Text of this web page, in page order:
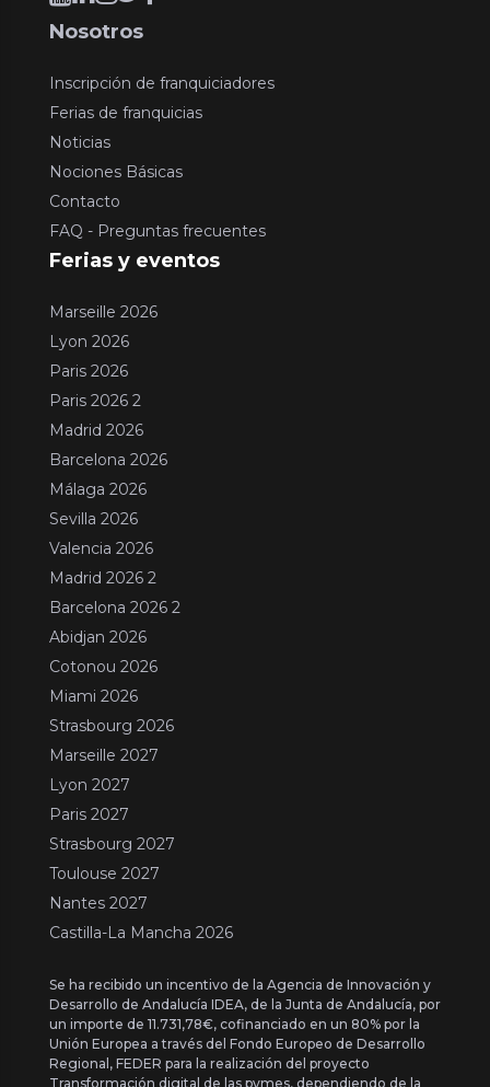
Nosotros
Inscripción de franquiciadores
Ferias de franquicias
Noticias
Nociones Básicas
Contacto
FAQ - Preguntas frecuentes
Ferias y eventos
Marseille 2026
Lyon 2026
Paris 2026
Paris 2026 2
Madrid 2026
Barcelona 2026
Málaga 2026
Sevilla 2026
Valencia 2026
Madrid 2026 2
Barcelona 2026 2
Abidjan 2026
Cotonou 2026
Miami 2026
Strasbourg 2026
Marseille 2027
Lyon 2027
Paris 2027
Strasbourg 2027
Toulouse 2027
Nantes 2027
Castilla-La Mancha 2026
Se ha recibido un incentivo de la Agencia de Innovación y
Desarrollo de Andalucía IDEA, de la Junta de Andalucía, por
un importe de 11.731,78€, cofinanciado en un 80% por la
Unión Europea a través del Fondo Europeo de Desarrollo
Regional, FEDER para la realización del proyecto
Transformación digital de las pymes, dependiendo de la